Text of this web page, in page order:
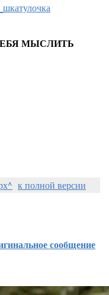
МЫСЛИТЬ
к полной версии
сообщение